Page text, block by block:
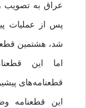
عراق به تصویب
شد، هشتمین
اما این
قطعنامه‌های
این قطعنامه